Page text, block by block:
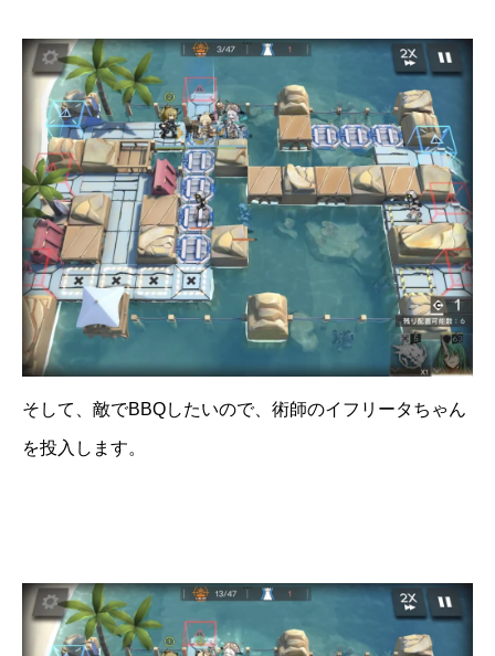
そして、敵でBBQしたいので、術師のイフリータちゃん
を投入します。